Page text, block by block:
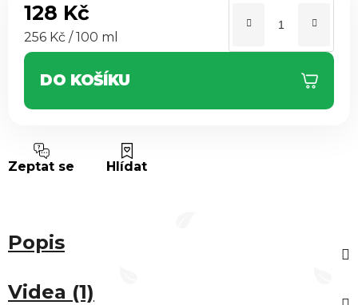
128 Kč
Měrná cena:
256 Kč / 100 ml
DO KOŠÍKU
Zeptat se Hlídat
Popis
Videa (1)